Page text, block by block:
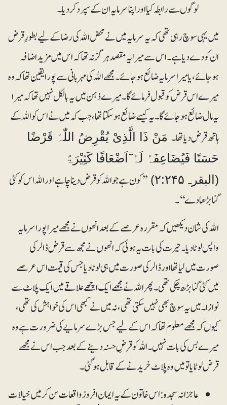
لوگوں سے رابطہ کیا اور اپنا سرمایہ ان کے سپرد کردیا۔
میں یہی سوچ رہی تھی کہ یہ سرمایہ میں نے محض اﷲ کی رضا کے لیے بطورِ قرض
ان کو دے دیا ہے۔ اس سے میرا یہ مقصد ہرگز نہ تھا کہ اس میں مزید اضافہ
ہوجائے، یا میرا سرمایہ ضائع ہوجائے۔ مجھے اﷲ کی مہربانی سے پورا یقین تھا کہ وہ
میرے اس قرض کو قبول فرمائے گا۔ میرے ذہن میں یہ بالکل نہیں تھا کہ میرا
یہ مال ضائع ہوجائے گا۔ یہ کیسے ضائع ہوسکتا تھا، جب کہ میں نے اس کو اﷲ کے
ہاتھ قرض دیا تھا۔مَنْ ذَا الَّذِیْ یُقْرِضُ اللّٰہَ قَرْضًا
حَسَنًا فَیُضَاعِفَہٗ لَہٗ ٓاَضْعَافًا کَثِیْرَۃً
(البقرہ۲:۲۴۵)
’’کون ہے جو اﷲ کو قرض دینا چاہے اور اﷲ اس کو کئی
گنا بڑھا دے‘‘۔
اﷲ کی شان دیکھیں کہ مقررہ عرصے کے بعد انھوں نے مجھے میرا پورا سرمایہ
واپس لوٹا دیا۔ حیرت کی بات یہ ہوئی کہ انھوں نے مجھ سے قرض ڈالر کی
صورت میں لیا تھا اور ڈالر کی صورت میں ہی لوٹا دیا جس کی قیمت اس عرصے
میں کئی گنا بڑھ چکی تھی۔ پھر اﷲ نے مجھے ایک اچھے علاقے میں ایک پلاٹ سے
نوازا۔ میں یہ سوچ بھی نہیں سکتی تھی، نہ میں نے کبھی اس کی خواہش کی تھی،
کیوں کہ مجھے معلوم تھا کہ اس کے لیے جس بڑے سرمایے کی ضرورت ہے وہ
میرے بس کی بات نہیں۔ اللہ کو قرضِ حسنہ دینے کے بعد جب اس نے مجھے
قرض لوٹایا تو میں وہ پلاٹ خریدنے کے قابل ہوگئی۔
عاجزانہ سجدہ: اس خاتون کے یہ ایمان افروز واقعات سن کر میں خیالات